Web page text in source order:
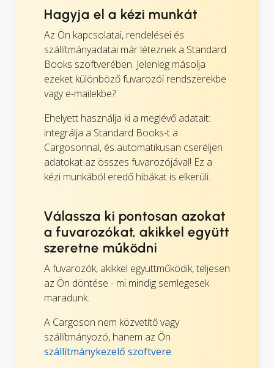
Hagyja el a kézi munkát
Az Ön kapcsolatai, rendelései és
szállítmányadatai már léteznek a Standard
Books szoftverében. Jelenleg másolja
ezeket különböző fuvarozói rendszerekbe
vagy e-mailekbe?
Ehelyett használja ki a meglévő adatait:
integrálja a Standard Books-t a
Cargosonnal, és automatikusan cseréljen
adatokat az összes fuvarozójával! Ez a
kézi munkából eredő hibákat is elkerüli.
Válassza ki pontosan azokat
a fuvarozókat, akikkel együtt
szeretne működni
A fuvarozók, akikkel együttműködik, teljesen
az Ön döntése - mi mindig semlegesek
maradunk.
A Cargoson nem közvetítő vagy
szállítmányozó, hanem az Ön
szállítmánykezelő szoftvere.